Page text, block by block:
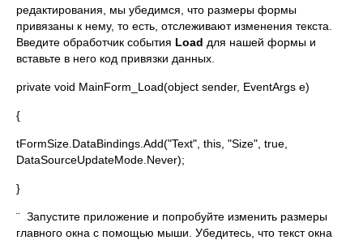
редактирования, мы убедимся, что размеры формы
привязаны к нему, то есть, отслеживают изменения текста.
Введите обработчик события Load для нашей формы и
вставьте в него код привязки данных.
private void MainForm_Load(object sender, EventArgs e)
{
tFormSize.DataBindings.Add("Text", this, "Size", true,
DataSourceUpdateMode.Never);
}
¨ Запустите приложение и попробуйте изменить размеры
главного окна с помощью мыши. Убедитесь, что текст окна